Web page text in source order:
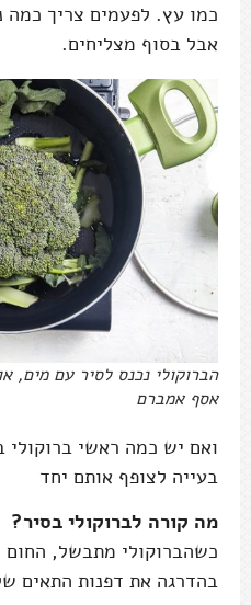
כמו עץ. לפעמים צריך כמה
אבל בסוף מצליחים.
הברוקולי נכנס לסיר עם מים,
אסף אמברם
ואם יש כמה ראשי ברוקולי
בעייה לצופף אותם יחד
מה קורה לברוקולי בסיר?
כשהברוקולי מתבשל,
בהדרגה את דפנות התאים